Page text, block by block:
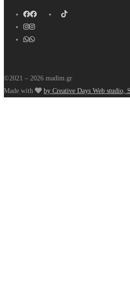
©2021 – 2026 madim.gr
Made with
by Creative Days Web studio,